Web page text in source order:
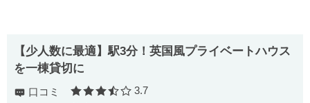
【少人数に最適】駅3分！英国風プライベートハウス
を一棟貸切に
口コミ 口コミ評価
3.7